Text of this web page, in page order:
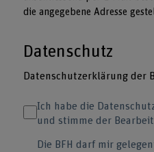
die angegebene Adresse
Datenschutz
Datenschutzerklärung der
Ich habe die
und stimme der
Die BFH darf mir